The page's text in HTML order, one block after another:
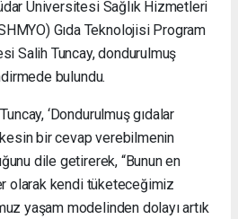
Üniversitesi Sağlık Hizmetleri
Gıda Teknolojisi Program
Salih Tuncay, dondurulmuş
bulundu.
‘Dondurulmuş gıdalar
bir cevap verebilmenin
dile getirerek, “Bunun en
olarak kendi tüketeceğimiz
yaşam modelinden dolayı artık